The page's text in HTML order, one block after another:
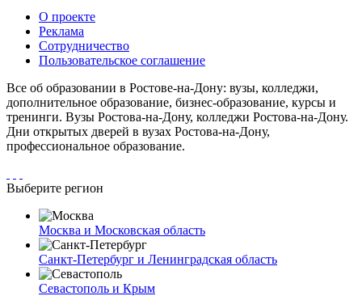
О проекте
Реклама
Сотрудничество
Пользовательское соглашение
Все об образовании в Ростове-на-Дону: вузы, колледжи,
дополнительное образование, бизнес-образование, курсы и
тренинги. Вузы Ростова-на-Дону, колледжи Ростова-на-Дону.
Дни открытых дверей в вузах Ростова-на-Дону,
профессиональное образование.
Выберите регион
Москва и Московская область
Санкт-Петербург и Ленинградская область
Севастополь и Крым